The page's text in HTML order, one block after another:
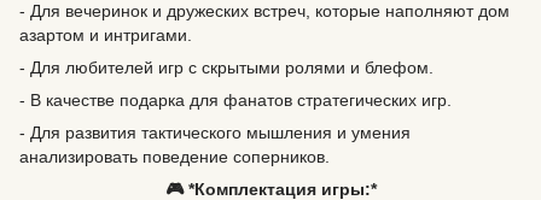
- Для вечеринок и дружеских встреч, которые наполняют дом
азартом и интригами.
- Для любителей игр с скрытыми ролями и блефом.
- В качестве подарка для фанатов стратегических игр.
- Для развития тактического мышления и умения
анализировать поведение соперников.
🎮 *Комплектация игры:*